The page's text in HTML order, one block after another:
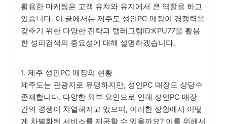
활용한 마케팅은 고객 유치와 유지에서 큰 역할을 하고
있습니다. 이 글에서는 제주도 성인PC 매장이 경쟁력을
갖추기 위한 다양한 전략과 텔레그램ID:KPU77을 활용
한 성피검색의 중요성에 대해 설명하겠습니다.
1. 제주 성인PC 매장의 현황
제주도는 관광지로 유명하지만, 성인PC 매장도 상당수
존재합니다. 다양한 외부 요인으로 인해 성인PC 매장
간의 경쟁이 치열해지고 있으며, 이러한 상황에서 어떻
게 차별화된 서비스를 제공할 수 있을까요? 이를 위해서